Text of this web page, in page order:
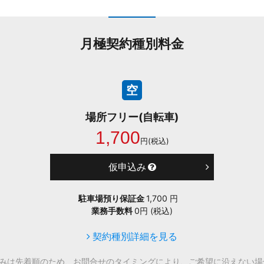
月極契約種別料金
空
場所フリー(自転車)
1,700円(税込)
仮申込み
駐車場預り保証金 1,700 円
業務手数料0円 (税込)
契約種別詳細を見る
は先着順のため、お問合せのタイミングにより、ご希望に沿えない場